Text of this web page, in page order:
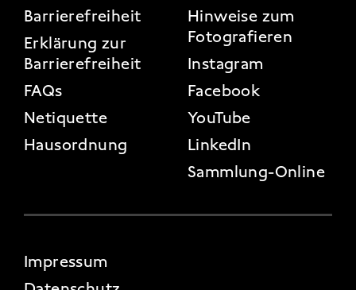
FOOTER 3
Barrierefreiheit
Erklärung zur
Barrierefreiheit
FAQs
Netiquette
Hausordnung
Hinweise zum
Fotografieren
Instagram
Facebook
YouTube
LinkedIn
Sammlung-Online
FOOTER 4
Impressum